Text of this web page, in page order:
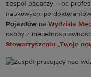
zespół badaczy – od
naukowych, po
Pojazdów na Wydziale
osoby z
Stowarzyszeniu „Twoje